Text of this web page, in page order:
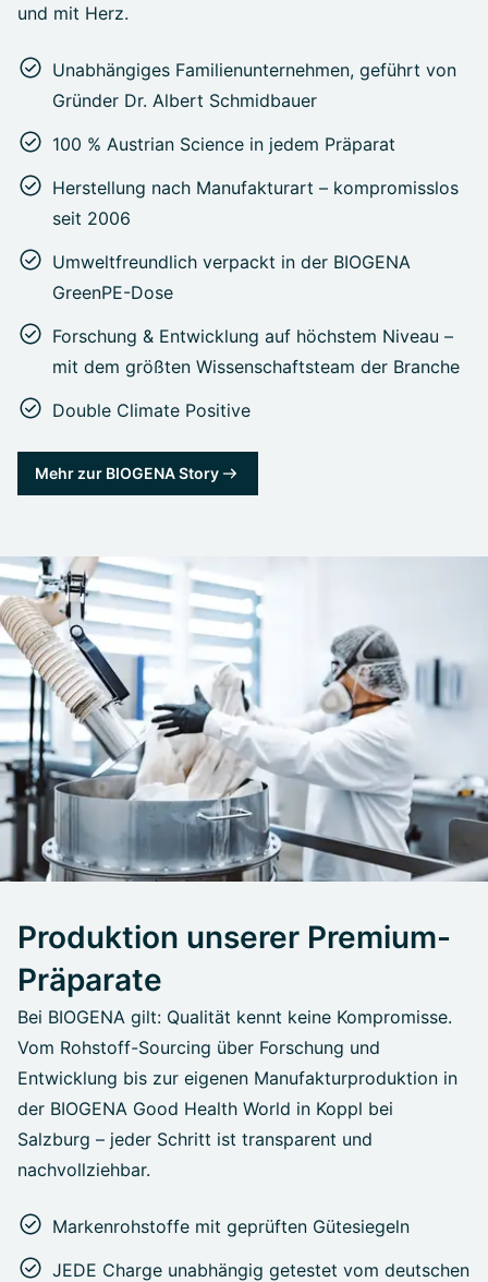
und mit Herz.
Unabhängiges Familienunternehmen, geführt von
Gründer Dr. Albert Schmidbauer
100 % Austrian Science in jedem Präparat
Herstellung nach Manufakturart – kompromisslos
seit 2006
Umweltfreundlich verpackt in der BIOGENA
GreenPE-Dose
Forschung & Entwicklung auf höchstem Niveau –
mit dem größten Wissenschaftsteam der Branche
Double Climate Positive
Mehr zur BIOGENA Story
Produktion unserer Premium-
Präparate
Bei BIOGENA gilt: Qualität kennt keine Kompromisse.
Vom Rohstoff-Sourcing über Forschung und
Entwicklung bis zur eigenen Manufakturproduktion in
der BIOGENA Good Health World in Koppl bei
Salzburg – jeder Schritt ist transparent und
nachvollziehbar.
Markenrohstoffe mit geprüften Gütesiegeln
JEDE Charge unabhängig getestet vom deutschen